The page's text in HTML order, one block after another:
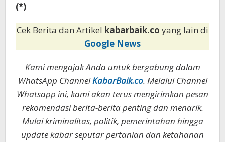
(*)
Cek Berita dan Artikel kabarbaik.co yang lain di
Google News
Kami mengajak Anda untuk bergabung dalam
WhatsApp ChannelKabarBaik.co. Melalui Channel
Whatsapp ini, kami akan terus mengirimkan pesan
rekomendasi berita-berita penting dan menarik.
Mulai kriminalitas, politik, pemerintahan hingga
update kabar seputar pertanian dan ketahanan